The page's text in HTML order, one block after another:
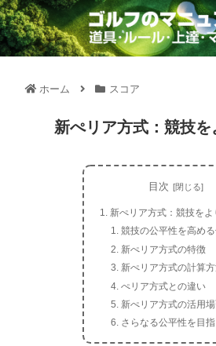
ホーム スコア
新ぺリア方式：競技を
目次
新ぺリア方式：競技をよ
競技の公平性を高め
新ぺリア方式の特徴
新ぺリア方式の計算
ぺリア方式との違い
新ぺリア方式の活用
さらなる公平性を目